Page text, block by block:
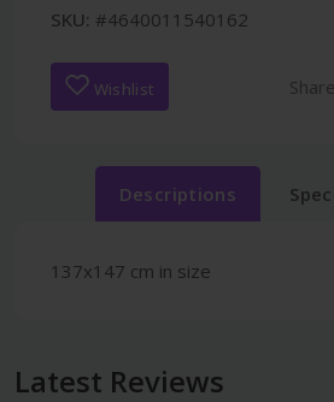
SKU: #4640011540162
Wishlist
Descriptions
137x147 cm in size
Latest Reviews